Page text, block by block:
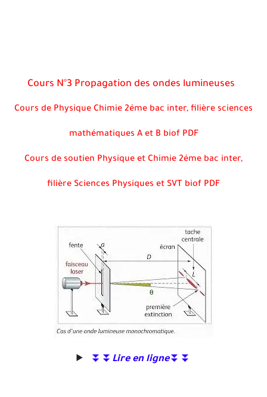
Cours N°3 Propagation des ondes lumineuses
Cours de Physique Chimie 2éme bac inter, filière sciences
mathématiques A et B biof PDF
Cours de soutien Physique et Chimie 2éme bac inter,
filière Sciences Physiques et SVT biof PDF
⏬⏬ Lire en ligne⏬⏬